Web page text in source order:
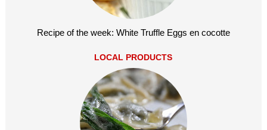
Recipe of the week: White Truffle Eggs en cocotte
LOCAL PRODUCTS